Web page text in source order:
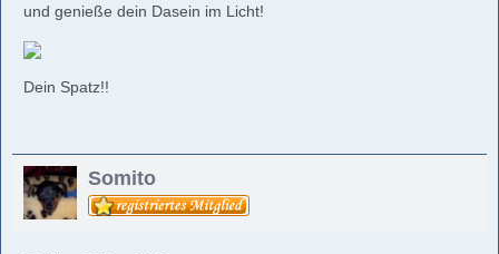
und genieße dein Dasein im Licht!
Dein Spatz!!
Somito